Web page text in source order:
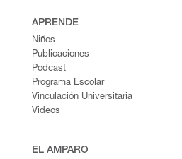
APRENDE
Niños
Publicaciones
Podcast
Programa Escolar
Vinculación Universitaria
Videos
EL AMPARO